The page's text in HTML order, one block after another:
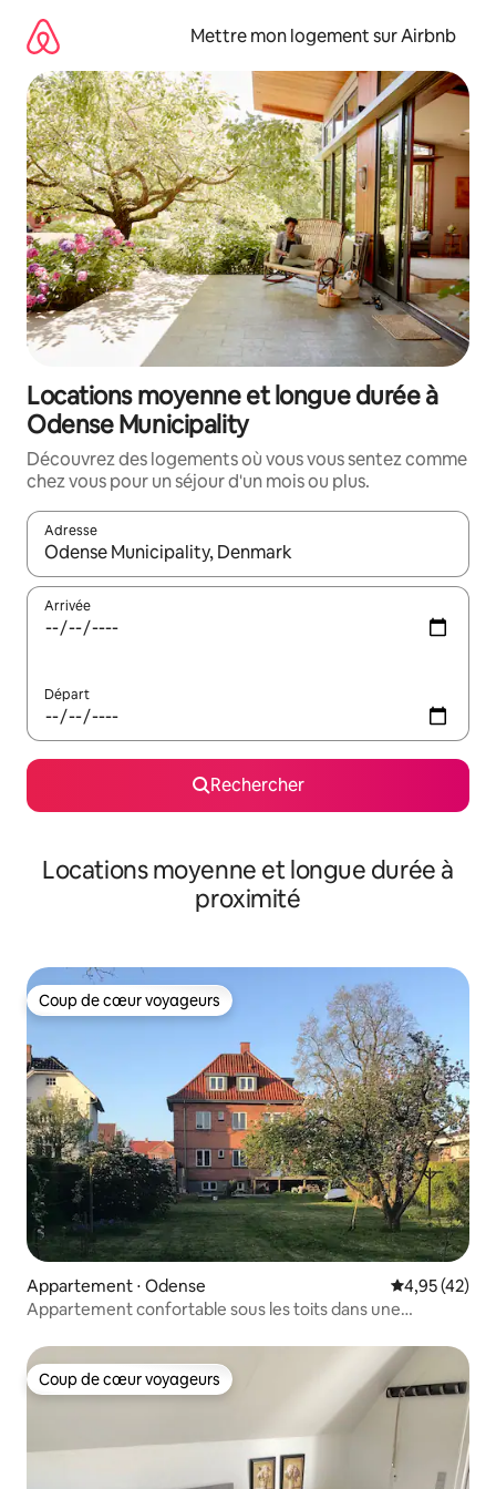
directement
contenu
Mettre mon logement sur Airbnb
Locations moyenne et longue durée à
Odense Municipality
Découvrez des logements où vous vous sentez comme
chez vous pour un séjour d'un mois ou plus.
Adresse
Lorsque les résultats s'affichent, utilisez les flèches vers le
Arrivée
Départ
Rechercher
Locations moyenne et longue durée à
proximité
Coup de cœur voyageurs
Coup de cœur voyageurs
Appartement ⋅ Odense Évaluation
4,95 (42)
Appartement confortable sous les toits dans une
Coup de cœur voyageurs
Coup de cœur voyageurs